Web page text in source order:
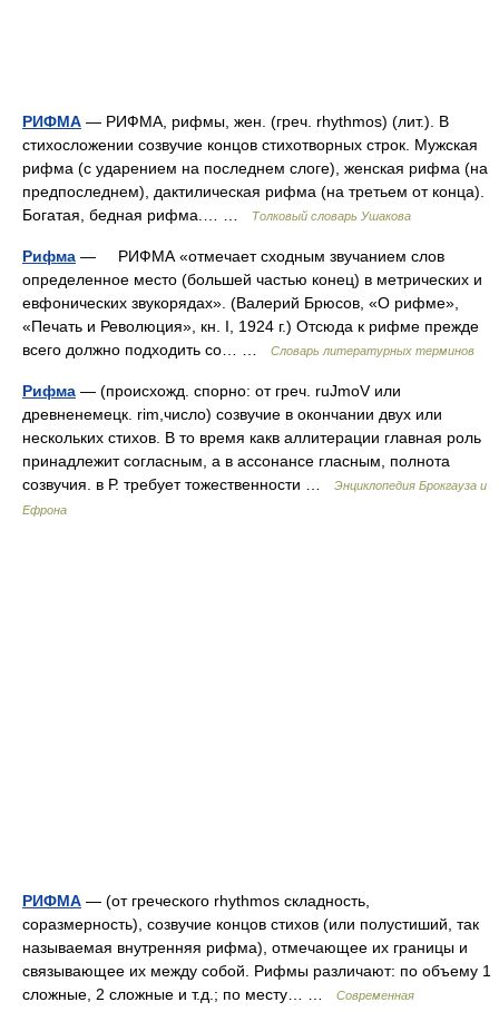
РИФМА — РИФМА, рифмы, жен. (греч. rhythmos) (лит.). В
стихосложении созвучие концов стихотворных строк. Мужская
рифма (с ударением на последнем слоге), женская рифма (на
предпоследнем), дактилическая рифма (на третьем от конца).
Богатая, бедная рифма.… …
Толковый словарь Ушакова
Рифма — РИФМА «отмечает сходным звучанием слов
определенное место (большей частью конец) в метрических и
евфонических звукорядах». (Валерий Брюсов, «О рифме»,
«Печать и Революция», кн. I, 1924 г.) Отсюда к рифме прежде
всего должно подходить со… …
Словарь литературных терминов
Рифма — (происхожд. спорно: от греч. ruJmoV или
древненемецк. rim,число) созвучие в окончании двух или
нескольких стихов. В то время какв аллитерации главная роль
принадлежит согласным, а в ассонансе гласным, полнота
созвучия. в Р. требует тожественности …
Энциклопедия Брокгауза и
Ефрона
РИФМА — (от греческого rhythmos складность,
соразмерность), созвучие концов стихов (или полустиший, так
называемая внутренняя рифма), отмечающее их границы и
связывающее их между собой. Рифмы различают: по объему 1
сложные, 2 сложные и т.д.; по месту… …
Современная